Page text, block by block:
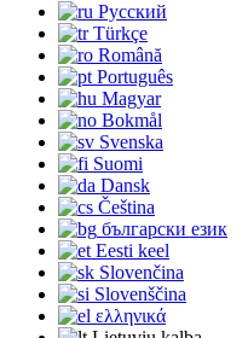
Русский
Türkçe
Română
Português
Magyar
Bokmål
Svenska
Suomi
Dansk
Čeština
български език
Eesti keel
Slovenčina
Slovenščina
ελληνικά